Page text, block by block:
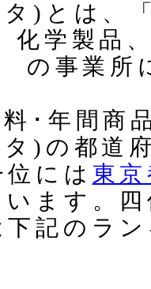
)とは、
化学製品
の事業所
料･年間
)の都道
には 東
います。
記のラ